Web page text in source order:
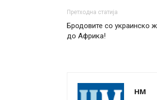
Претходна статија
Бродовите со украинско
до Африка!
НМ